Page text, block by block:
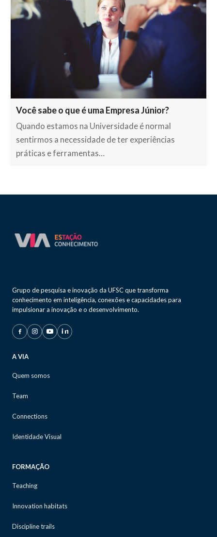
Você sabe o que é uma Empresa Júnior?
Quando estamos na Universidade é normal
sentirmos a necessidade de ter experiências
práticas e ferramentas…
Grupo de pesquisa e inovação da UFSC que transforma
conhecimento em inteligência, conexões e capacidades para
impulsionar a inovação e o desenvolvimento.
A VIA
Quem somos
Team
Connections
Identidade Visual
FORMAÇÃO
Teaching
Innovation habitats
Discipline trails